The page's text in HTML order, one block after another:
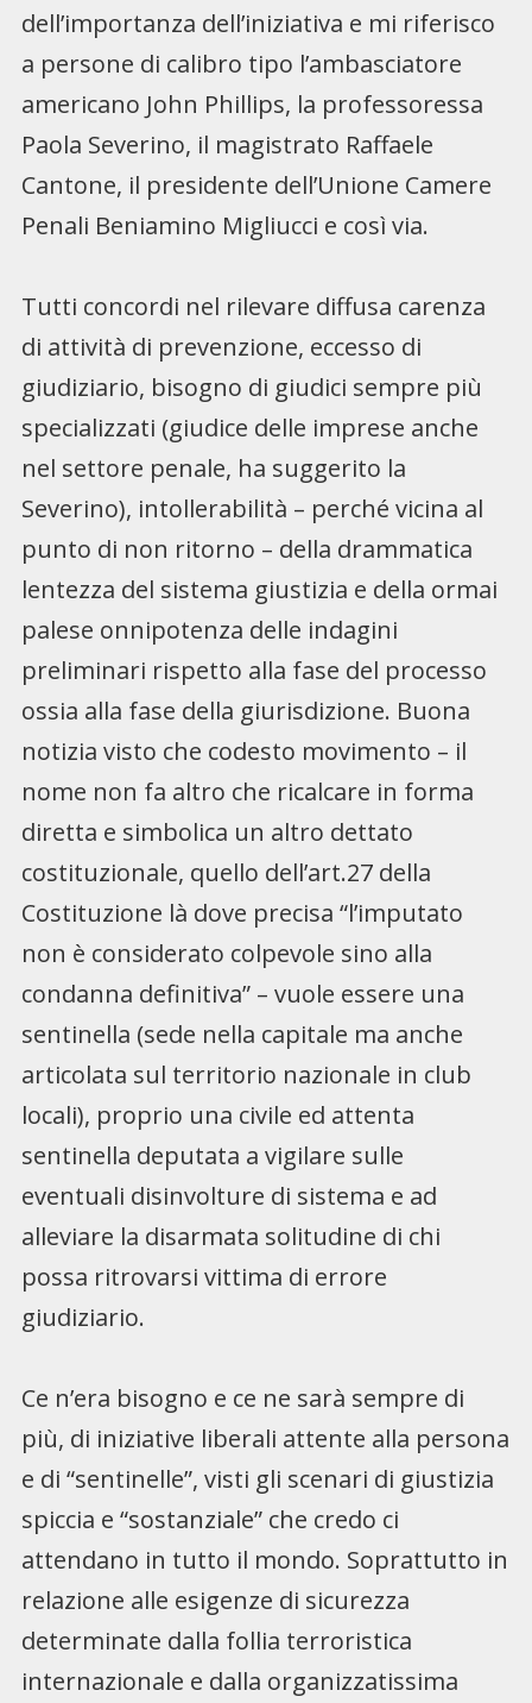
dell’importanza dell’iniziativa e mi riferisco
a persone di calibro tipo l’ambasciatore
americano John Phillips, la professoressa
Paola Severino, il magistrato Raffaele
Cantone, il presidente dell’Unione Camere
Penali Beniamino Migliucci e così via.
Tutti concordi nel rilevare diffusa carenza
di attività di prevenzione, eccesso di
giudiziario, bisogno di giudici sempre più
specializzati (giudice delle imprese anche
nel settore penale, ha suggerito la
Severino), intollerabilità – perché vicina al
punto di non ritorno – della drammatica
lentezza del sistema giustizia e della ormai
palese onnipotenza delle indagini
preliminari rispetto alla fase del processo
ossia alla fase della giurisdizione. Buona
notizia visto che codesto movimento – il
nome non fa altro che ricalcare in forma
diretta e simbolica un altro dettato
costituzionale, quello dell’art.27 della
Costituzione là dove precisa “l’imputato
non è considerato colpevole sino alla
condanna definitiva” – vuole essere una
sentinella (sede nella capitale ma anche
articolata sul territorio nazionale in club
locali), proprio una civile ed attenta
sentinella deputata a vigilare sulle
eventuali disinvolture di sistema e ad
alleviare la disarmata solitudine di chi
possa ritrovarsi vittima di errore
giudiziario.
Ce n’era bisogno e ce ne sarà sempre di
più, di iniziative liberali attente alla persona
e di “sentinelle”, visti gli scenari di giustizia
spiccia e “sostanziale” che credo ci
attendano in tutto il mondo. Soprattutto in
relazione alle esigenze di sicurezza
determinate dalla follia terroristica
internazionale e dalla organizzatissima